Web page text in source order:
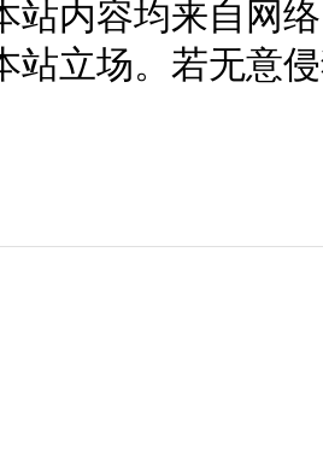
站内容均来自网
站立场。若无意